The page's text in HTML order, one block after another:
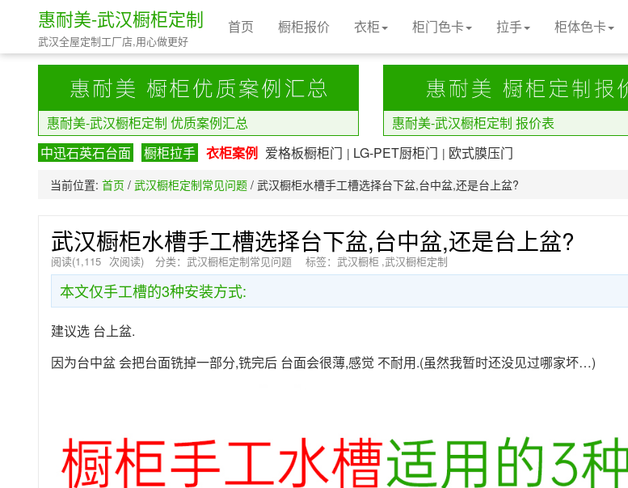
惠耐美-武汉橱柜定制
武汉全屋定制工厂店,用心做更好
首页 橱柜报价 衣柜 柜门色卡 拉手 柜体色卡
惠耐美-武汉橱柜定制 优质案例汇总 惠耐美-武汉橱柜定制 报价表
中迅石英石台面
橱柜拉手 衣柜案例 爱格板橱柜门 | LG-PET厨柜门 | 欧式膜压门
当前位置: 首页 / 武汉橱柜定制常见问题 / 武汉橱柜水槽手工槽选择台下盆,台中盆,还是台上盆?
武汉橱柜水槽手工槽选择台下盆,台中盆,还是台上盆?
阅读(1,115 次阅读) 分类： 武汉橱柜定制常见问题 标签： 武汉橱柜 ,武汉橱柜定制
本文仅手工槽的3种安装方式:
建议选 台上盆.
因为台中盆 会把台面铣掉一部分,铣完后 台面会很薄,感觉 不耐用.(虽然我暂时还没见过哪家坏…)